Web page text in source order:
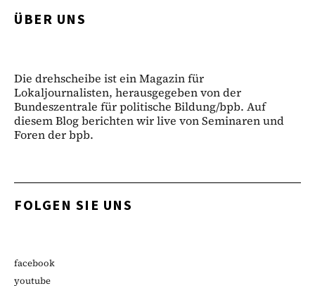
ÜBER UNS
Die drehscheibe ist ein Magazin für
Lokaljournalisten, herausgegeben von der
Bundeszentrale für politische Bildung/bpb. Auf
diesem Blog berichten wir live von Seminaren und
Foren der bpb.
FOLGEN SIE UNS
facebook
youtube